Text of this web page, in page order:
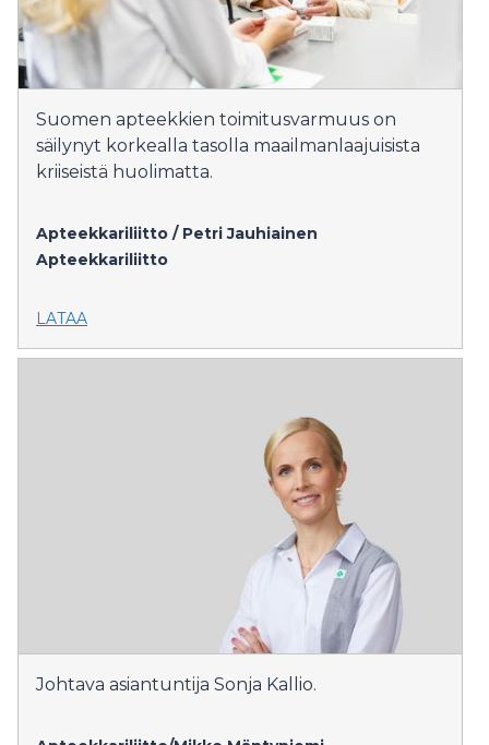
Suomen apteekkien toimitusvarmuus on
säilynyt korkealla tasolla maailmanlaajuisista
kriiseistä huolimatta.
Apteekkariliitto / Petri Jauhiainen
Apteekkariliitto
LATAA
Johtava asiantuntija Sonja Kallio.